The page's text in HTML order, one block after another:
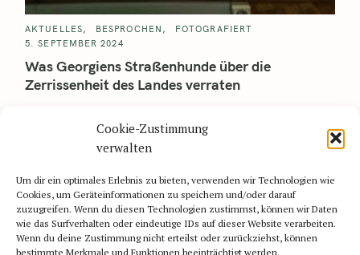
Cookie-Zustimmung
verwalten
Um dir ein optimales Erlebnis zu bieten, verwenden wir Technologien wie
Cookies, um Geräteinformationen zu speichern und/oder darauf
zuzugreifen. Wenn du diesen Technologien zustimmst, können wir Daten
wie das Surfverhalten oder eindeutige IDs auf dieser Website verarbeiten.
Wenn du deine Zustimmung nicht erteilst oder zurückziehst, können
bestimmte Merkmale und Funktionen beeinträchtigt werden.
AKTUELLES BESPROCHEN
FOTOGRAFIERT
5. SEPTEMBER 2024
Was Georgiens Straßenhunde über die
Zerrissenheit des Landes verraten
DOG-Shelter in Tbilisi, der Straßenhunde versorgt, ankommt,
wird schon von weitem herzlich empfangen. Und auch mit ein..